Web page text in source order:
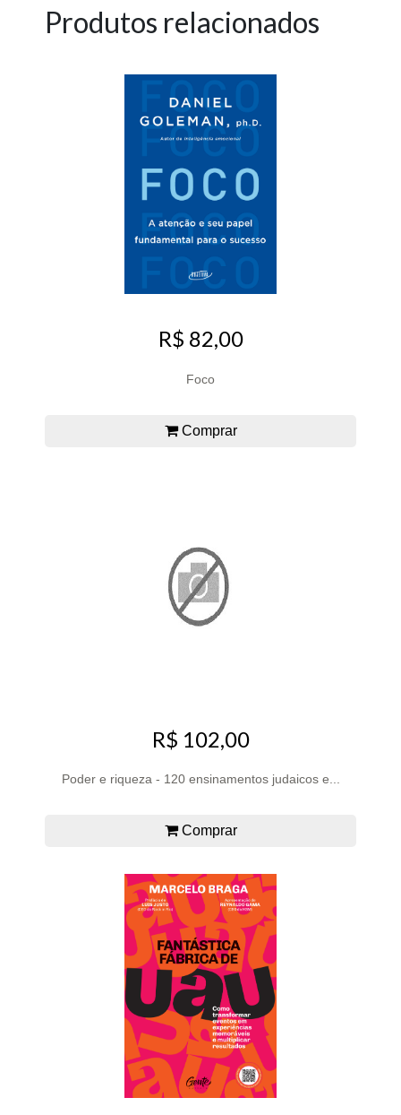
Produtos relacionados
R$ 82,00
Foco
Comprar
R$ 102,00
Poder e riqueza - 120 ensinamentos judaicos e...
Comprar